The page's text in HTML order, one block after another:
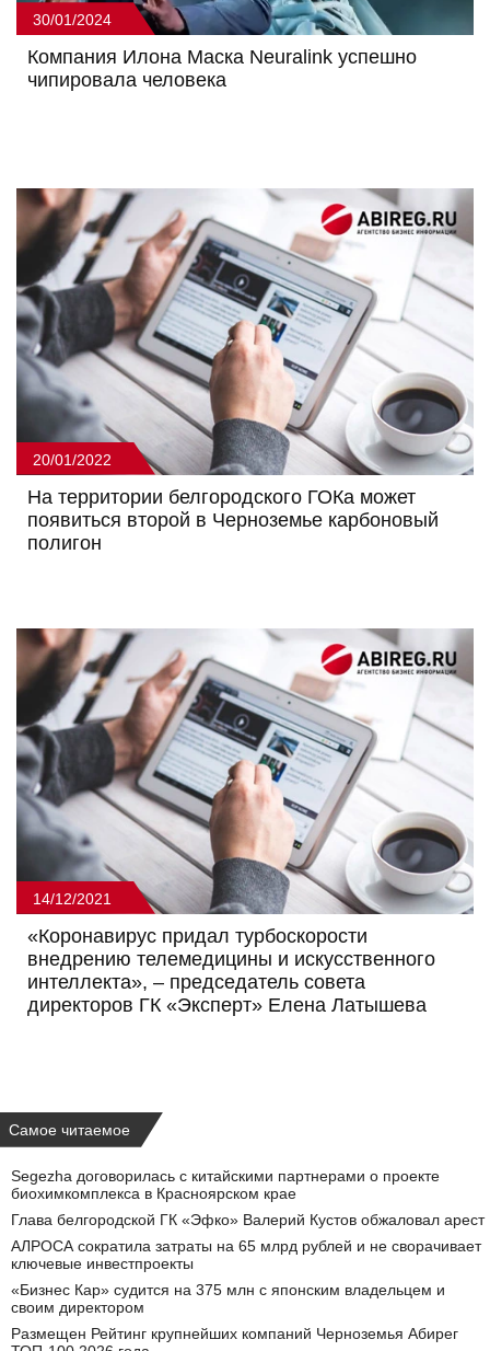
30/01/2024
Компания Илона Маска Neuralink успешно
чипировала человека
20/01/2022
На территории белгородского ГОКа может
появиться второй в Черноземье карбоновый
полигон
14/12/2021
«Коронавирус придал турбоскорости
внедрению телемедицины и искусственного
интеллекта», – председатель совета
директоров ГК «Эксперт» Елена Латышева
Самое читаемое
Segezha договорилась с китайскими партнерами о проекте
биохимкомплекса в Красноярском крае
Глава белгородской ГК «Эфко» Валерий Кустов обжаловал арест
АЛРОСА сократила затраты на 65 млрд рублей и не сворачивает
ключевые инвестпроекты
«Бизнес Кар» судится на 375 млн с японским владельцем и
своим директором
Размещен Рейтинг крупнейших компаний Черноземья Абирег